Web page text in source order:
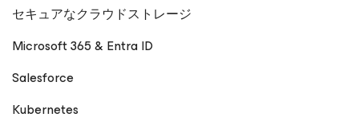
セキュアなクラウドストレージ
Microsoft 365 & Entra ID
Salesforce
Kubernetes